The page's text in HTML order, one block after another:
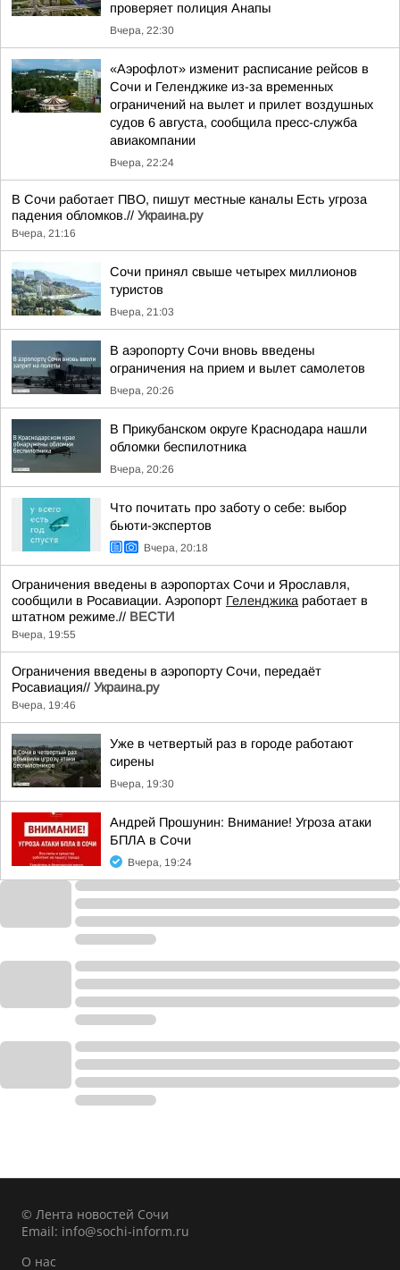
проверяет полиция Анапы
Вчера, 22:30
«Аэрофлот» изменит расписание рейсов в
Сочи и Геленджике из-за временных
ограничений на вылет и прилет воздушных
судов 6 августа, сообщила пресс-служба
авиакомпании
Вчера, 22:24
В Сочи работает ПВО, пишут местные каналы Есть угроза
падения обломков.// Украина.ру
Вчера, 21:16
Сочи принял свыше четырех миллионов
туристов
Вчера, 21:03
В аэропорту Сочи вновь введены
ограничения на прием и вылет самолетов
Вчера, 20:26
В Прикубанском округе Краснодара нашли
обломки беспилотника
Вчера, 20:26
Что почитать про заботу о себе: выбор
бьюти-экспертов
Вчера, 20:18
Ограничения введены в аэропортах Сочи и Ярославля,
сообщили в Росавиации. Аэропорт Геленджика работает в
штатном режиме.// ВЕСТИ
Вчера, 19:55
Ограничения введены в аэропорту Сочи, передаёт
Росавиация// Украина.ру
Вчера, 19:46
Уже в четвертый раз в городе работают
сирены
Вчера, 19:30
Андрей Прошунин: Внимание! Угроза атаки
БПЛА в Сочи
Вчера, 19:24
© Лента новостей Сочи
Email: info@sochi-inform.ru
О нас